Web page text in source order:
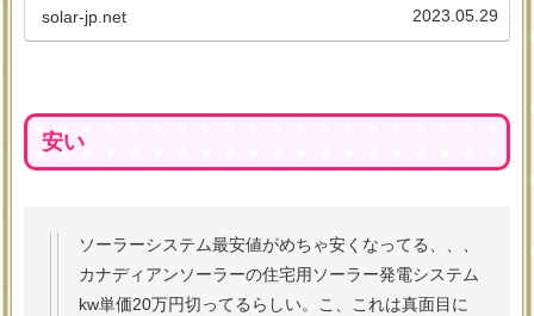
solar-jp.net 2023.05.29
安い
ソーラーシステム最安値がめちゃ安くなってる、、、
カナディアンソーラーの住宅用ソーラー発電システム
kw単価20万円切ってるらしい。こ、これは真面目に